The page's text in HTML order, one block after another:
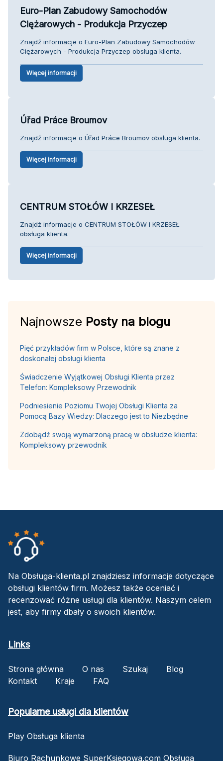
Euro-Plan Zabudowy Samochodów
Ciężarowych - Produkcja Przyczep
Znajdź informacje o Euro-Plan Zabudowy Samochodów
Ciężarowych - Produkcja Przyczep obsługa klienta.
Więcej informacji
Úřad Práce Broumov
Znajdź informacje o Úřad Práce Broumov obsługa klienta.
Więcej informacji
CENTRUM STOŁÓW I KRZESEŁ
Znajdź informacje o CENTRUM STOŁÓW I KRZESEŁ
obsługa klienta.
Więcej informacji
Najnowsze Posty na blogu
Pięć przykładów firm w Polsce, które są znane z
doskonałej obsługi klienta
Świadczenie Wyjątkowej Obsługi Klienta przez
Telefon: Kompleksowy Przewodnik
Podniesienie Poziomu Twojej Obsługi Klienta za
Pomocą Bazy Wiedzy: Dlaczego jest to Niezbędne
Zdobądź swoją wymarzoną pracę w obsłudze klienta:
Kompleksowy przewodnik
Na Obsługa-klienta.pl znajdziesz informacje dotyczące
obsługi klientów firm. Możesz także oceniać i
recenzować różne usługi dla klientów. Naszym celem
jest, aby firmy dbały o swoich klientów.
Links
Strona główna O nas Szukaj
Blog
Kontakt
Kraje FAQ
Popularne usługi dla klientów
Play Obsługa klienta
Biuro Rachunkowe SuperKsiegowa.com Obsługa